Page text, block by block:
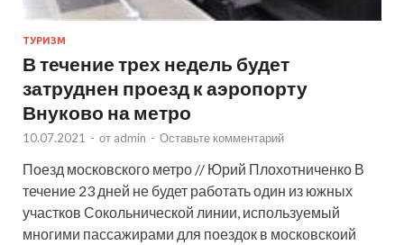
ТУРИЗМ
В течение трех недель будет
затруднен проезд к аэропорту
Внуково на метро
10.07.2021 - от admin - Оставьте комментарий
Поезд московского метро // Юрий Плохотниченко В
течение 23 дней не будет работать один из южных
участков Сокольнической линии, используемый
многими пассажирами для поездок в московскоий